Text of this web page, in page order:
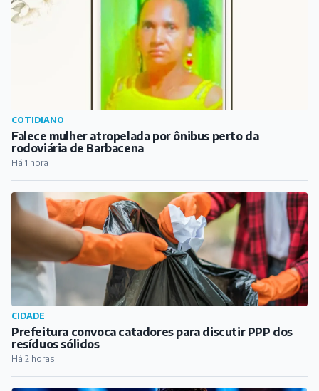
COTIDIANO
Falece mulher atropelada por ônibus perto da
rodoviária de Barbacena
Há 1 hora
CIDADE
Prefeitura convoca catadores para discutir PPP dos
resíduos sólidos
Há 2 horas